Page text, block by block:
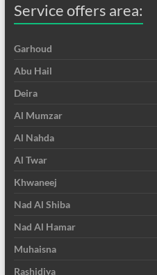
Service offers area:
Garhoud
Abu Hail
Deira
Al Mumzar
Al Nahda
Al Twar
Khwaneej
Nad Al Shiba
Nad Al Hamar
Muhaisna
Rashidiya